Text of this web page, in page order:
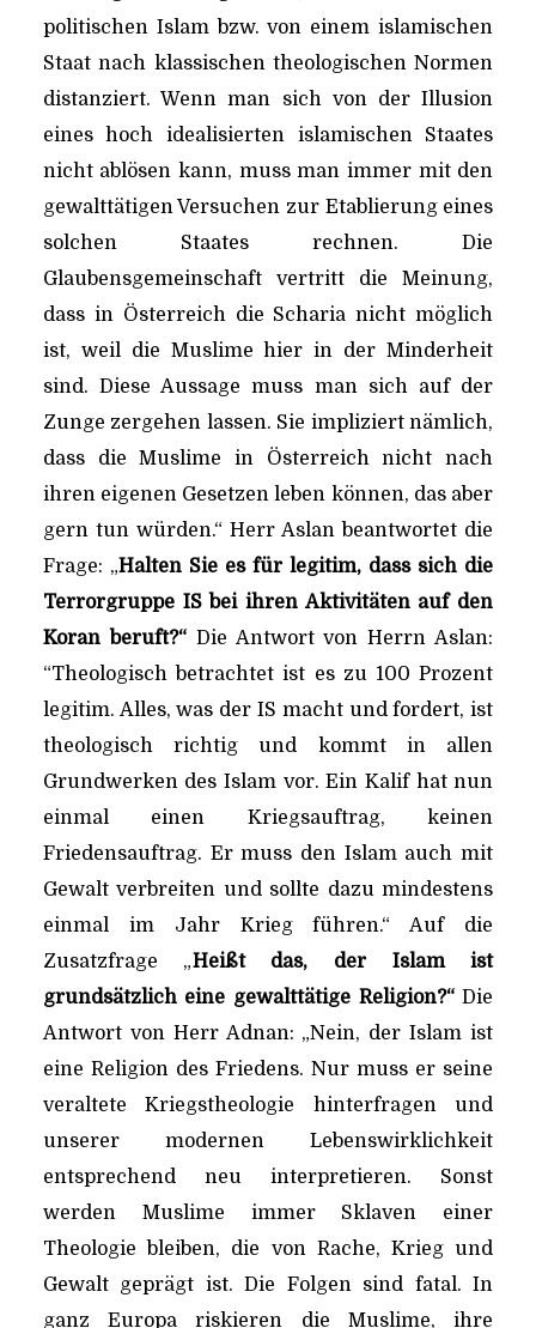
politischen Islam bzw. von einem islamischen
Staat nach klassischen theologischen Normen
distanziert. Wenn man sich von der Illusion
eines hoch idealisierten islamischen Staates
nicht ablösen kann, muss man immer mit den
gewalttätigen Versuchen zur Etablierung eines
solchen Staates rechnen. Die
Glaubensgemeinschaft vertritt die Meinung,
dass in Österreich die Scharia nicht möglich
ist, weil die Muslime hier in der Minderheit
sind. Diese Aussage muss man sich auf der
Zunge zergehen lassen. Sie impliziert nämlich,
dass die Muslime in Österreich nicht nach
ihren eigenen Gesetzen leben können, das aber
gern tun würden.“ Herr Aslan beantwortet die
Frage: „Halten Sie es für legitim, dass sich die
Terrorgruppe IS bei ihren Aktivitäten auf den
Koran beruft?“Die Antwort von Herrn Aslan:
“Theologisch betrachtet ist es zu 100 Prozent
legitim. Alles, was der IS macht und fordert, ist
theologisch richtig und kommt in allen
Grundwerken des Islam vor. Ein Kalif hat nun
einmal einen Kriegsauftrag, keinen
Friedensauftrag. Er muss den Islam auch mit
Gewalt verbreiten und sollte dazu mindestens
einmal im Jahr Krieg führen.“ Auf die
Zusatzfrage „Heißt das, der Islam ist
grundsätzlich eine gewalttätige Religion?“Die
Antwort von Herr Adnan: „Nein, der Islam ist
eine Religion des Friedens. Nur muss er seine
veraltete Kriegstheologie hinterfragen und
unserer modernen Lebenswirklichkeit
entsprechend neu interpretieren. Sonst
werden Muslime immer Sklaven einer
Theologie bleiben, die von Rache, Krieg und
Gewalt geprägt ist. Die Folgen sind fatal. In
ganz Europa riskieren die Muslime, ihre